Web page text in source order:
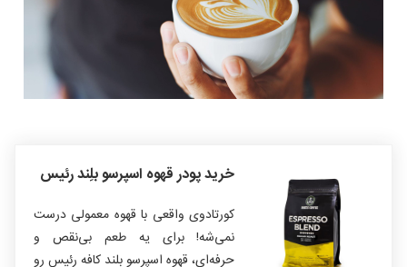
خرید پودر قهوه اسپرسو بلِند رئیس
کورتادوی واقعی با قهوه معمولی درست
نمی‌شه! برای یه طعم بی‌نقص و
حرفه‌ای، قهوه اسپرسو بلند کافه رئیس رو